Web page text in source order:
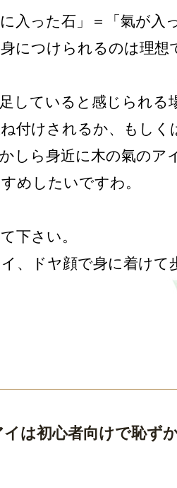
入った石」＝「氣が入
につけられるのは理想
していると感じられる
付けされるか、もしく
しら身近に木の氣のア
めしたいですわ。
下さい。
、ドヤ顔で身に着けて
イは初心者向けで恥ず